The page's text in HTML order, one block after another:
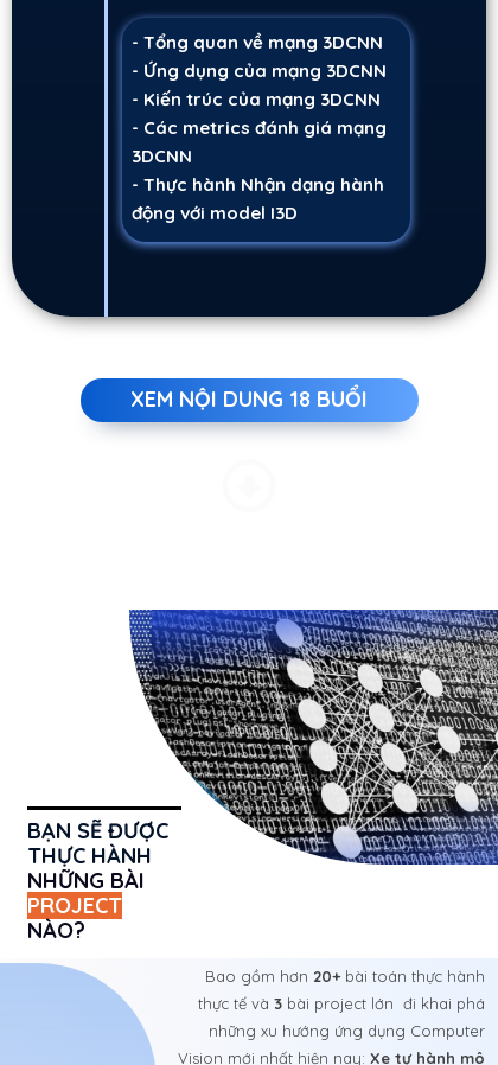
XEM NỘI DUNG 18 BUỔI
- Tổng quan về mạng 3DCNN
- Ứng dụng của mạng 3DCNN
- Kiến trúc của mạng 3DCNN
- Các metrics đánh giá mạng
3DCNN
- Thực hành Nhận dạng hành
động với model I3D
Bao gồm hơn 20+bài toán thực hành
thực tế và 3 bài project lớn đi khai phá
những xu hướng ứng dụng Computer
Vision mới nhất hiện nay: Xe tự hành mô
BẠN SẼ ĐƯỢC
THỰC HÀNH
NHỮNG BÀI
PROJECT
NÀO?